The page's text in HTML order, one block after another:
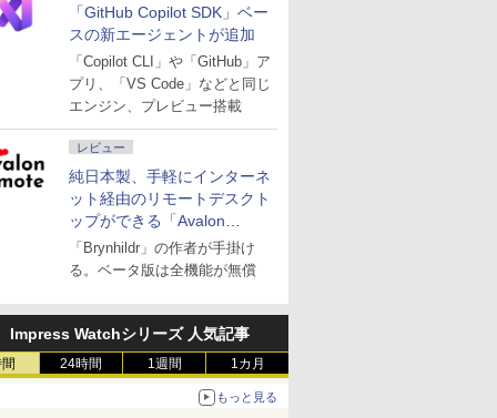
「GitHub Copilot SDK」ベー
スの新エージェントが追加
「Copilot CLI」や「GitHub」ア
プリ、「VS Code」などと同じ
エンジン、プレビュー搭載
レビュー
純日本製、手軽にインターネ
ット経由のリモートデスクト
ップができる「Avalon
remote」
「Brynhildr」の作者が手掛け
る。ベータ版は全機能が無償
Impress Watchシリーズ 人気記事
24時間 1週間 1カ月
もっと見る